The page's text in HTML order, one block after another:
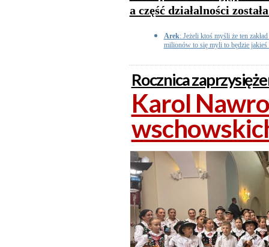
a część działalności
Arek: Jeżeli ktoś myśli że ten
milionów to się myli to będzie
Rocznica
Karol